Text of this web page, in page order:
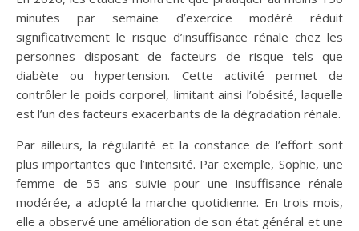
minutes par semaine d’exercice modéré réduit
significativement le risque d’insuffisance rénale chez les
personnes disposant de facteurs de risque tels que
diabète ou hypertension. Cette activité permet de
contrôler le poids corporel, limitant ainsi l’obésité, laquelle
est l’un des facteurs exacerbants de la dégradation rénale.
Par ailleurs, la régularité et la constance de l’effort sont
plus importantes que l’intensité. Par exemple, Sophie, une
femme de 55 ans suivie pour une insuffisance rénale
modérée, a adopté la marche quotidienne. En trois mois,
elle a observé une amélioration de son état général et une